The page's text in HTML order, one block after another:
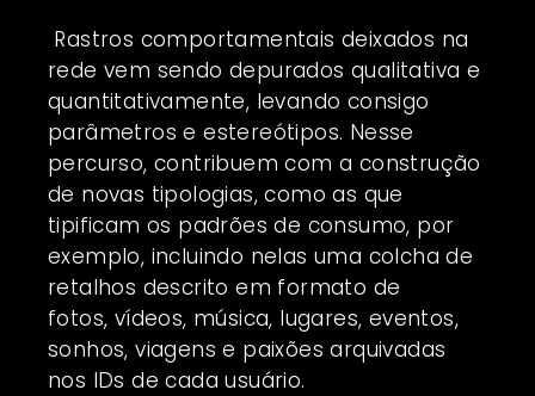
Rastros comportamentais deixados na
rede vem sendo depurados qualitativa e
quantitativamente, levando consigo
parâmetros e estereótipos. Nesse
percurso, contribuem com a construção
de novas tipologias, como as que
tipificam os padrões de consumo, por
exemplo, incluindo nelas uma colcha de
retalhos descrito em formato de
fotos, vídeos, música, lugares, eventos,
sonhos, viagens e paixões arquivadas
nos IDs de cada usuário.